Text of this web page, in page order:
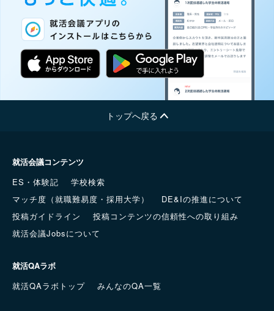
トップへ戻る
就活会議コンテンツ
ES・体験記
学校検索
マッチ度（就職難易度・採用大学）
DE&Iの推進について
投稿ガイドライン
投稿コンテンツの信頼性への取り組み
就活会議Jobsについて
就活QAラボ
就活QAラボトップ
みんなのQA一覧